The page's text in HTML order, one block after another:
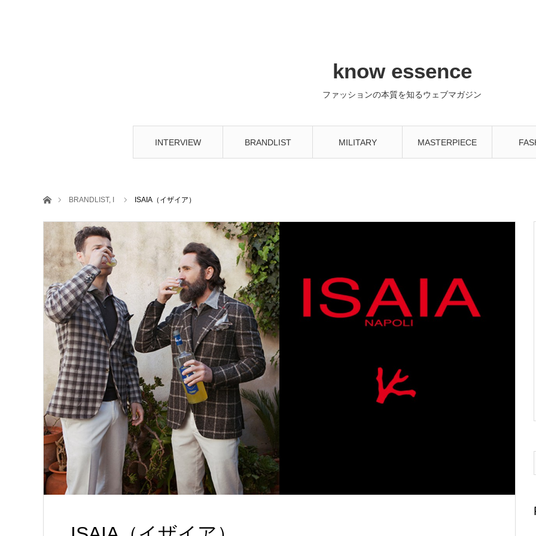
know essence
ファッションの本質を知るウェブマガジン
INTERVIEW BRANDLIST MILITARY MASTERPIECE
ホームBRANDLIST, ISAIA（イザイア）